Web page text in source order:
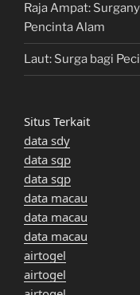
Raja Ampat:
Pencinta Alam
Laut: Surga bagi
Situs Terkait
data sdy
data sgp
data sgp
data macau
data macau
data macau
airtogel
airtogel